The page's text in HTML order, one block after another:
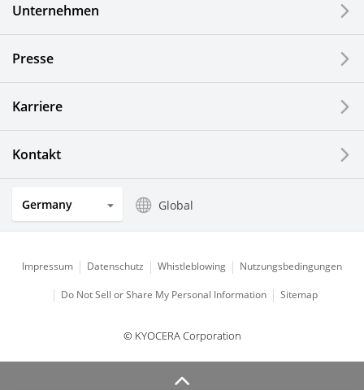
Unternehmen
Presse
Karriere
Kontakt
Germany Global
Impressum Datenschutz Whistleblowing Nutzungsbedingungen
Do Not Sell or Share My Personal Information Sitemap
© KYOCERA Corporation